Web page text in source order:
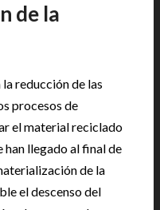
de la
reducción de las
procesos de
el material reciclado
llegado al final de
de la
el descenso del